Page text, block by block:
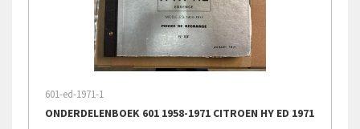
601-ed-1971-1
ONDERDELENBOEK 601 1958-1971 CITROEN HY ED 1971